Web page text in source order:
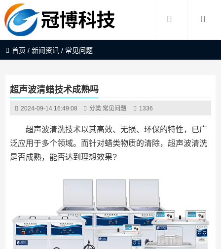
首页 /新闻资讯 / 常见问题
超声波清蜡技术成熟吗
2024-09-14 16:49:08 分类:常见问题 1336
超声波清洗技术以其高效、无损、环保的特性，已广
泛应用于多个领域。而针对蜡类物质的清除，超声波清洗
是否成熟，能否达到理想效果?